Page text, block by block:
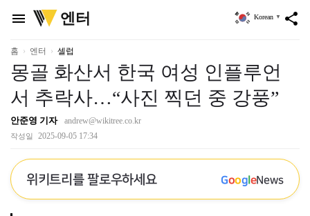
menu
위
키
리
엔터 share
Korean ▼
홈 엔터 셀럽
몽골 화산서 한국 여성 인플루언
서 추락사…“사진 찍던 중 강풍”
안준영 기자 andrew@wikitree.co.kr
작성일 2025-09-05 17:34
위키트리를 팔로우하세요 GoogleNews